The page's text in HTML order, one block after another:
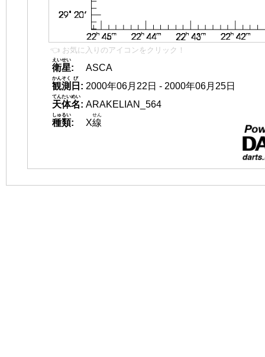
👈 お気に入りのアイコンをクリック！
衛星
えいせい
:
ASCA
観測
かんそく
日
び
: 2000年06月22日 - 2000年06月25日
天体名
てんたいめい
: ARAKELIAN_564
種類
しゅるい
: X線
せん